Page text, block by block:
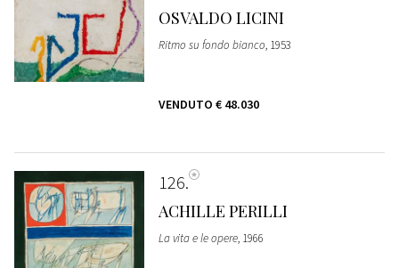
OSVALDO LICINI
Ritmo su fondo bianco, 1953
VENDUTO € 48.030
126
ACHILLE PERILLI
La vita e le opere, 1966